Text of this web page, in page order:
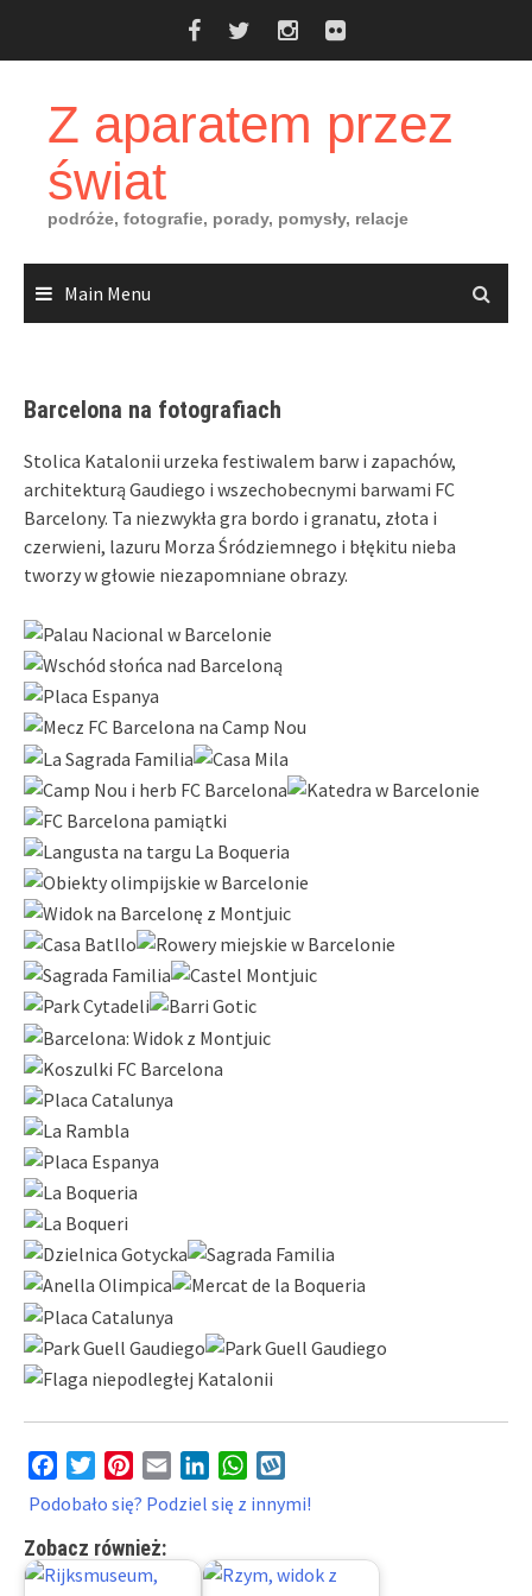
Z aparatem przez
świat
podróże, fotografie, porady, pomysły, relacje
Main Menu
Barcelona na fotografiach
Stolica Katalonii urzeka festiwalem barw i zapachów,
architekturą Gaudiego i wszechobecnymi barwami FC
Barcelony. Ta niezwykła gra bordo i granatu, złota i
czerwieni, lazuru Morza Śródziemnego i błękitu nieba
tworzy w głowie niezapomniane obrazy.
FacebookTwitterPinterest
Email LinkedInWhatsApp
Podobało się? Podziel się z innymi!
Zobacz również: